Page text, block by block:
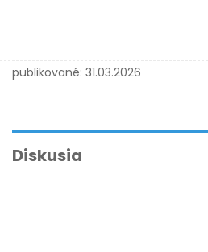
publikované: 31.03.2026
Diskusia